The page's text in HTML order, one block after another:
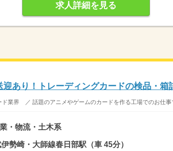
求人詳細を見る
迎あり！トレーディングカードの検品・箱
業界 ／ 話題のアニメやゲームのカードを作る工場でのお仕事
・物流・土木系
勢崎・大師線春日部駅（車 45分）